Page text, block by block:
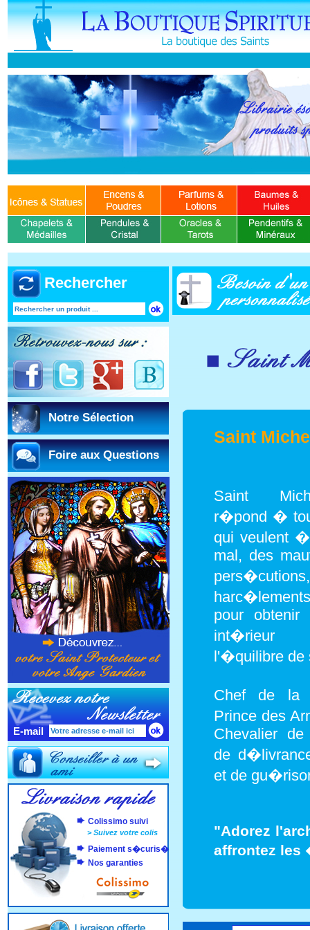
Rechercher
Notre Sélection
Foire aux Questions
E-mail
Colissimo suivi
>Suivez votre colis
Paiement s�curis�
Nos garanties
Saint
Saint
r�pond �
qui veulent
mal, des
pour obtenir
int�rieur
l'�quilibre de
Chef de la
Prince des
Chevalier
de
et de
"Adorez
affrontez les